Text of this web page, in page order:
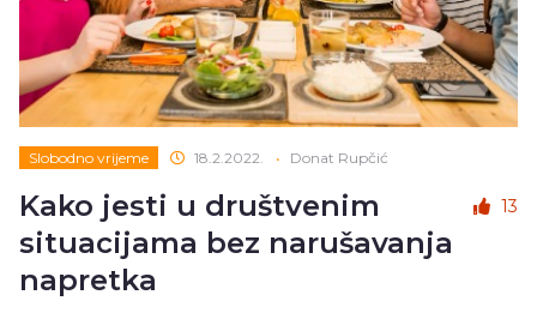
Slobodno vrijeme 18.2.2022. • Donat Rupčić
Kako jesti u društvenim
situacijama bez narušavanja
napretka
13